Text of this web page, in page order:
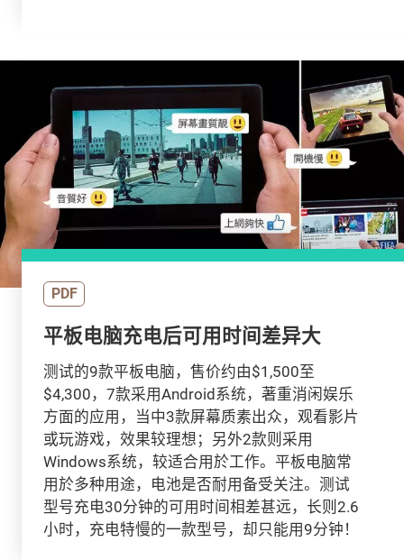
PDF
平板电脑充电后可用时间差异大
测试的9款平板电脑，售价约由$1,500至
$4,300，7款采用Android系统，著重消闲娱乐
方面的应用，当中3款屏幕质素出众，观看影片
或玩游戏，效果较理想；另外2款则采用
Windows系统，较适合用於工作。平板电脑常
用於多种用途，电池是否耐用备受关注。测试
型号充电30分钟的可用时间相差甚远，长则2.6
小时，充电特慢的一款型号，却只能用9分钟！